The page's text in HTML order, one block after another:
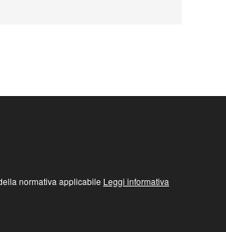
normativa applicabile Leggi informativa